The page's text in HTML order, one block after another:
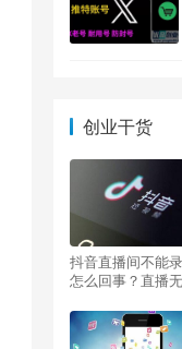
创业干货
抖音直播间不能
怎么回事？直播